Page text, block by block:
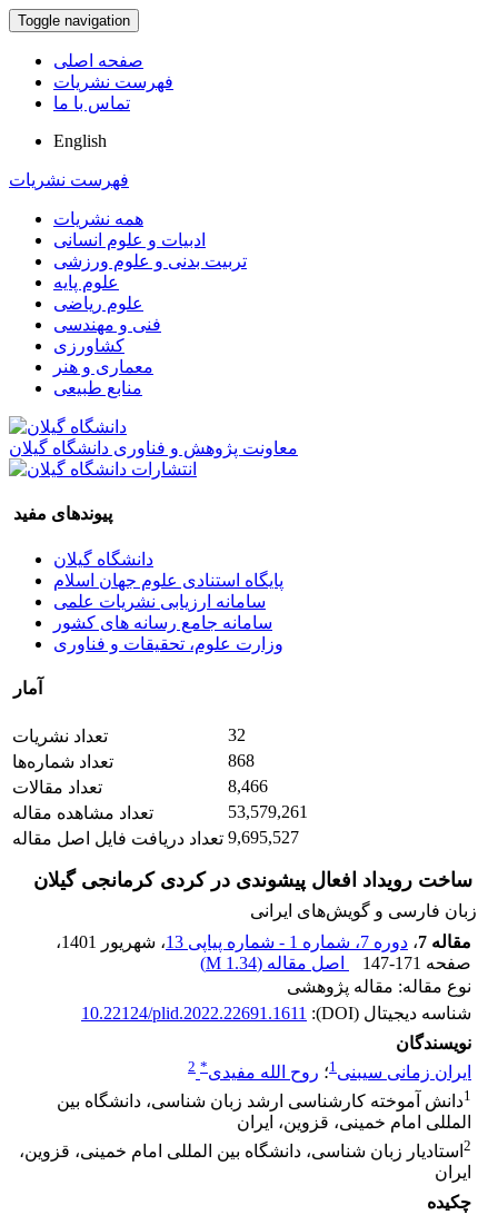
Toggle navigation
صفحه اصلی
فهرست نشریات
تماس با ما
English
فهرست نشریات
همه نشریات
ادبیات و علوم انسانی
تربیت بدنی و علوم ورزشی
علوم پایه
علوم ریاضی
فنی و مهندسی
کشاورزی
معماری و هنر
منابع طبیعی
معاونت پژوهش و فناوری دانشگاه گیلان
پیوندهای مفید
دانشگاه گیلان
پایگاه استنادی علوم جهان اسلام
سامانه ارزیابی نشریات علمی
سامانه جامع رسانه های کشور
وزارت علوم، تحقیقات و فناوری
آمار
تعداد نشریات
32
تعداد شماره‌ها
868
تعداد مقالات
8,466
تعداد مشاهده مقاله
53,579,261
تعداد دریافت فایل اصل مقاله 9,695,527
ساخت رویداد افعال پیشوندی در کردی کرمانجی گیلان
زبان فارسی و گویش‌های ایرانی
مقاله 7
، دوره 7، شماره 1 - شماره پیاپی 13 ، شهریور 1401
،
صفحه 147-171 اصل مقاله (1.34 M
)
نوع مقاله: مقاله پژوهشی
شناسه دیجیتال (DOI):
10.22124/plid.2022.22691.1611
نویسندگان
ایران زمانی سیبنی1؛ روح الله مفیدی*
2
1دانش آموخته کارشناسی ارشد زبان شناسی، دانشگاه بین
المللی امام خمینی، قزوین، ایران
2 استادیار زبان شناسی، دانشگاه بین المللی امام خمینی، قزوین،
ایران
چکیده